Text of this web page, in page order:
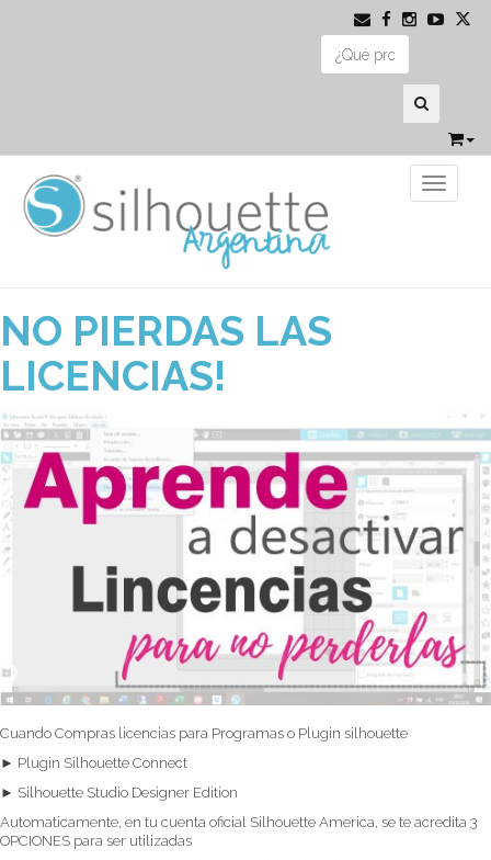
Toggle
NO PIERDAS LAS
LICENCIAS!
Cuando Compras licencias para Programas o Plugin silhouette
► Plugin Silhouette Connect
► Silhouette Studio Designer Edition
Automaticamente, en tu cuenta oficial Silhouette America, se te acredita 3
OPCIONES para ser utilizadas